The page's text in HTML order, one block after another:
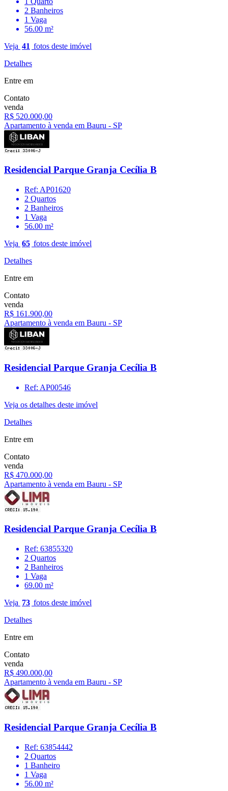
2 Banheiros
1 Vaga
56.00 m²
Veja 41 fotos deste imóvel
Detalhes
Entre em
Contato
venda
R$ 520.000,00
Apartamento à venda em Bauru - SP
Residencial Parque Granja Cecília B
Ref: AP01620
2 Quartos
2 Banheiros
1 Vaga
56.00 m²
Veja 65 fotos deste imóvel
Detalhes
Entre em
Contato
venda
R$ 161.900,00
Apartamento à venda em Bauru - SP
Residencial Parque Granja Cecília B
Ref: AP00546
Veja os detalhes deste imóvel
Detalhes
Entre em
Contato
venda
R$ 470.000,00
Apartamento à venda em Bauru - SP
Residencial Parque Granja Cecília B
Ref: 63855320
2 Quartos
2 Banheiros
1 Vaga
69.00 m²
Veja 73 fotos deste imóvel
Detalhes
Entre em
Contato
venda
R$ 490.000,00
Apartamento à venda em Bauru - SP
Residencial Parque Granja Cecília B
Ref: 63854442
2 Quartos
1 Banheiro
1 Vaga
56.00 m²